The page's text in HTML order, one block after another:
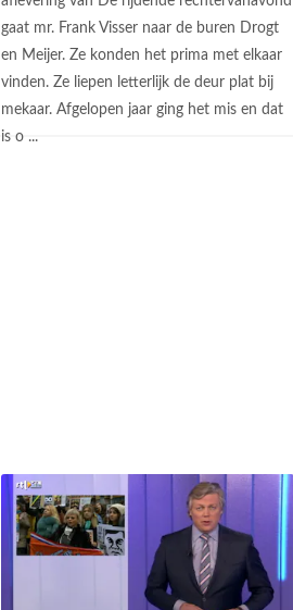
gaat mr. Frank Visser naar de buren Drogt
en Meijer. Ze konden het prima met elkaar
vinden. Ze liepen letterlijk de deur plat bij
mekaar. Afgelopen jaar ging het mis en dat
is o ...